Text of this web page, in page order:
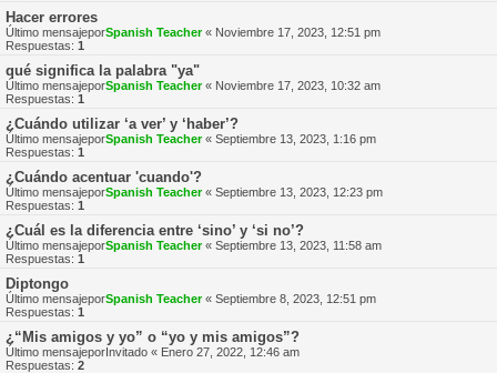
Hacer errores
Último mensajeporSpanish Teacher« Noviembre 17, 2023, 12:51 pm
Respuestas: 1
qué significa la palabra "ya"
Último mensajeporSpanish Teacher« Noviembre 17, 2023, 10:32 am
Respuestas: 1
¿Cuándo utilizar ‘a ver’ y ‘haber’?
Último mensajeporSpanish Teacher« Septiembre 13, 2023, 1:16 pm
Respuestas: 1
¿Cuándo acentuar 'cuando'?
Último mensajeporSpanish Teacher« Septiembre 13, 2023, 12:23 pm
Respuestas: 1
¿Cuál es la diferencia entre ‘sino’ y ‘si no’?
Último mensajeporSpanish Teacher« Septiembre 13, 2023, 11:58 am
Respuestas: 1
Diptongo
Último mensajeporSpanish Teacher« Septiembre 8, 2023, 12:51 pm
Respuestas: 1
¿“Mis amigos y yo” o “yo y mis amigos”?
Último mensajeporInvitado « Enero 27, 2022, 12:46 am
Respuestas: 2